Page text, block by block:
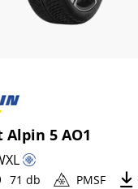
5 AO1
XL
71 db PMSF